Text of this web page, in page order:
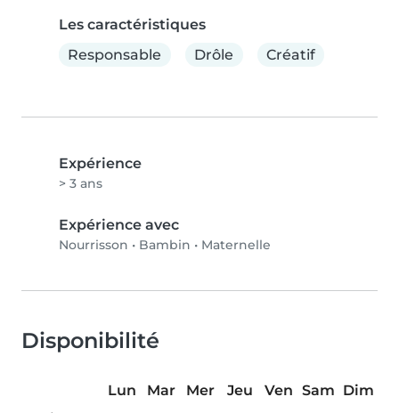
Les caractéristiques
Responsable
Drôle Créatif
Expérience
> 3 ans
Expérience avec
Nourrisson • Bambin • Maternelle
Disponibilité
Lun Mar Mer Jeu Ven Sam Dim